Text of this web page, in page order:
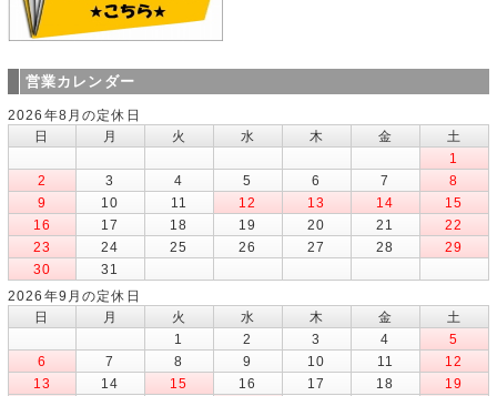
営業カレンダー
2026年8月の定休日
日
月 火 水 木 金
土
1
2
3 4 5 6 7
8
9
10 11 12 13 14
15
16
17 18 19 20 21
22
23
24 25 26 27 28
29
30
31
2026年9月の定休日
日
月 火 水 木 金
土
1
2 3 4
5
6
7 8 9 10 11
12
13
14 15 16 17 18
19